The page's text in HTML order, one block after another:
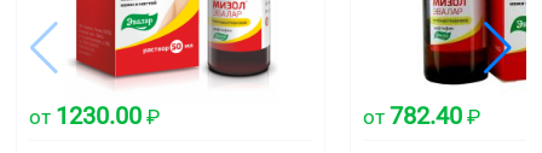
от 1230.00 ₽ от782.40 ₽